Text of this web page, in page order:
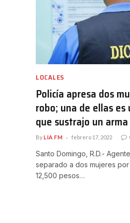
LOCALES
Policía apresa dos
robo; una de ellas
que sustrajo un
ByLIA FM febrero 17, 2022
Santo Domingo, R.D.-
separado a dos mujeres
12,500 pesos…